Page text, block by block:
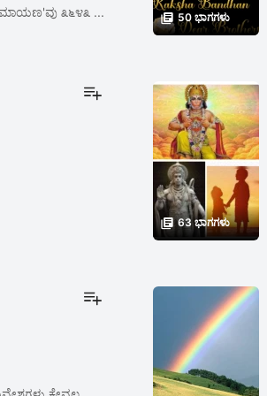
೩೬೪೩ ...
 50 ಭಾಗಗಳು
 63 ಭಾಗಗಳು